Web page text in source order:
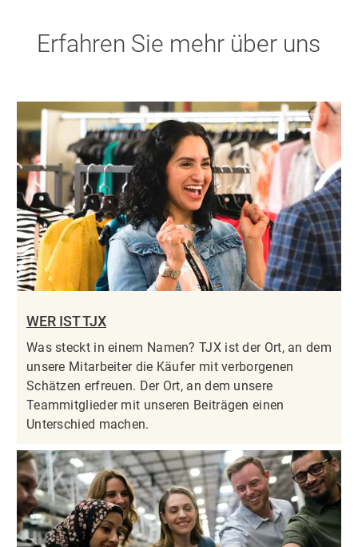
Erfahren Sie mehr über uns
WER IST TJX
Was steckt in einem Namen? TJX ist der Ort, an dem
unsere Mitarbeiter die Käufer mit verborgenen
Schätzen erfreuen. Der Ort, an dem unsere
Teammitglieder mit unseren Beiträgen einen
Unterschied machen.